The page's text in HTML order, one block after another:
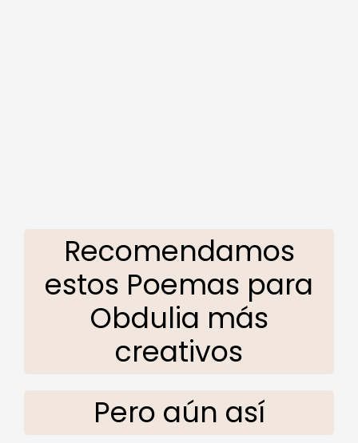
Recomendamos
estos Poemas para
Obdulia más
creativos
Pero aún así